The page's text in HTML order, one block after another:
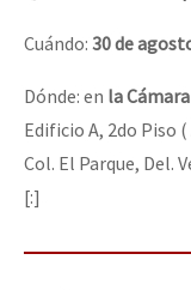
Cuándo: 30 de
Dónde: en la
Edificio A, 2do Piso
Col. El Parque, Del.
[:]